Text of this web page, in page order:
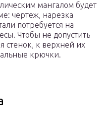
мангалом будет
чертеж, нарезка
потребуется на
Чтобы не допустить
стенок, к верхней их
крючки.